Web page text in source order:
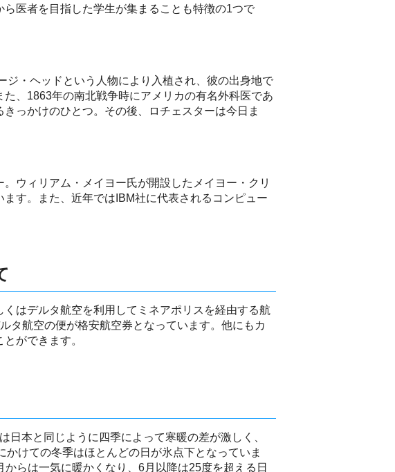
医者を目指した学生が集まることも特徴の1つで
・ヘッドという人物により入植され、彼の出身地で
、1863年の南北戦争時にアメリカの有名外科医であ
っかけのひとつ。その後、ロチェスターは今日ま
ウィリアム・メイヨー氏が開設したメイヨー・クリ
す。また、近年ではIBM社に代表されるコンピュー
はデルタ航空を利用してミネアポリスを経由する航
タ航空の便が格安航空券となっています。他にもカ
ができます。
タ州）の降水量
日本と同じように四季によって寒暖の差が激しく、
かけての冬季はほとんどの日が氷点下となっていま
からは一気に暖かくなり、6月以降は25度を超える日